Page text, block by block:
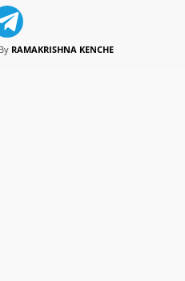
By RAMAKRISHNA KENCHE